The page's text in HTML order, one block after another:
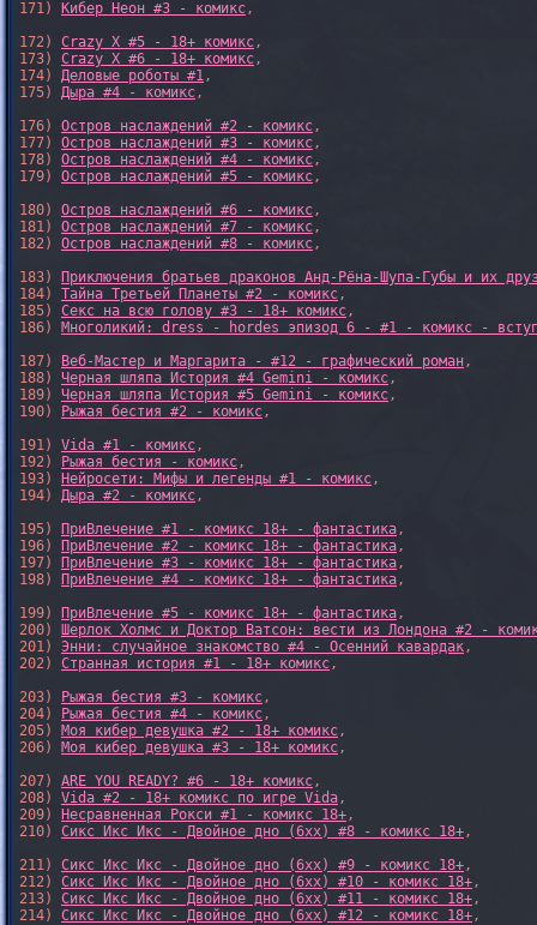
171) Кибер Неон #3 - комикс,
172) Crazy X #5 - 18+ комикс,
173) Crazy X #6 - 18+ комикс,
174) Деловые роботы #1,
175) Дыра #4 - комикс,
176) Остров наслаждений #2 - комикс,
177) Остров наслаждений #3 - комикс,
178) Остров наслаждений #4 - комикс,
179) Остров наслаждений #5 - комикс,
180) Остров наслаждений #6 - комикс,
181) Остров наслаждений #7 - комикс,
182) Остров наслаждений #8 - комикс,
183)
Приключения братьев драконов Анд-Рёна-Шупа-Губы и их
184) Тайна Третьей Планеты #2 - комикс,
185) Секс на всю голову #3 - 18+ комикс,
186) Многоликий: dress - hordes эпизод 6 - #1 - комикс -
187)
Веб-Мастер и Маргарита - #12 - графический роман,
188) Черная шляпа История #4 Gemini - комикс,
189) Черная шляпа История #5 Gemini - комикс,
190)
Рыжая бестия #2 - комикс,
191) Vida #1 - комикс,
192)
Рыжая бестия - комикс,
193)
Нейросети: Мифы и легенды #1 - комикс,
194) Дыра #2 - комикс,
195)
ПриВлечение #1 - комикс 18+ - фантастика,
196)
ПриВлечение #2 - комикс 18+ - фантастика,
197)
ПриВлечение #3 - комикс 18+ - фантастика,
198)
ПриВлечение #4 - комикс 18+ - фантастика,
199)
ПриВлечение #5 - комикс 18+ - фантастика,
200) Шерлок Холмс и Доктор Ватсон: вести из Лондона #2 -
201) Энни: случайное знакомство #4 - Осенний кавардак,
202) Странная история #1 - 18+ комикс,
203)
Рыжая бестия #3 - комикс,
204)
Рыжая бестия #4 - комикс,
205) Моя кибер девушка #2 - 18+ комикс,
206) Моя кибер девушка #3 - 18+ комикс,
207) ARE YOU READY? #6 - 18+ комикс,
208) Vida #2 - 18+ комикс по игре Vida,
209)
Несравненная Рокси #1 - комикс 18+,
210) Сикс Икс Икс - Двойное дно (6xx) #8 - комикс 18+,
211) Сикс Икс Икс - Двойное дно (6xx) #9 - комикс 18+,
212) Сикс Икс Икс - Двойное дно (6xx) #10 - комикс 18+,
213) Сикс Икс Икс - Двойное дно (6xx) #11 - комикс 18+,
214) Сикс Икс Икс - Двойное дно (6xx) #12 - комикс 18+,